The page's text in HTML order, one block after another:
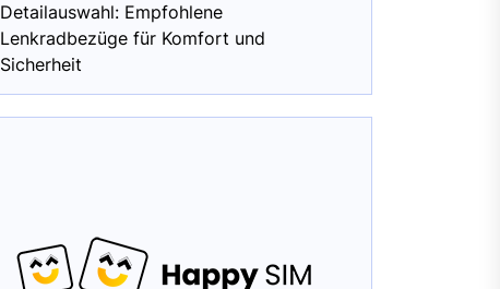
Detailauswahl: Empfohlene
Lenkradbezüge für Komfort und
Sicherheit